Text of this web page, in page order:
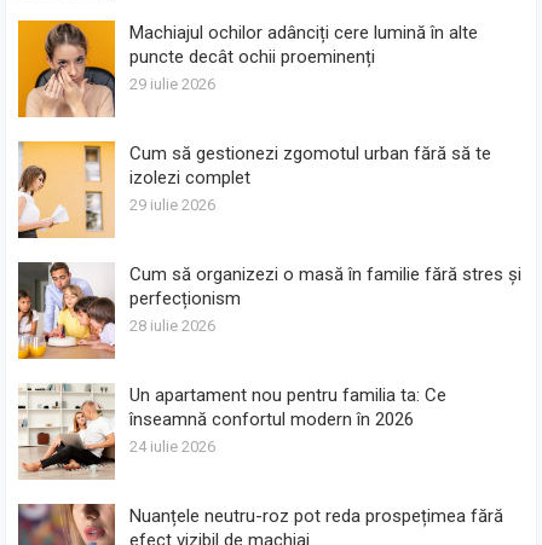
Machiajul ochilor adânciți cere lumină în alte
puncte decât ochii proeminenți
29 iulie 2026
Cum să gestionezi zgomotul urban fără să te
izolezi complet
29 iulie 2026
Cum să organizezi o masă în familie fără stres și
perfecționism
28 iulie 2026
Un apartament nou pentru familia ta: Ce
înseamnă confortul modern în 2026
24 iulie 2026
Nuanțele neutru-roz pot reda prospețimea fără
efect vizibil de machiaj